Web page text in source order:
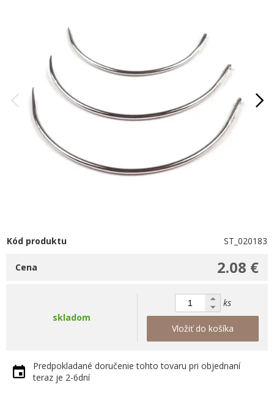
Kód produktu ST_020183
2.08 €
Cena
skladom
ks
Vložiť do košíka
Predpokladané doručenie tohto tovaru pri objednaní
teraz je 2-6dní